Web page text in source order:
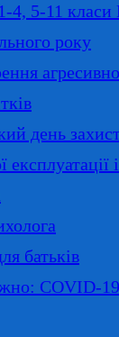
1-4, 5-11
року
день
експлуатації
батьків
COVID-19